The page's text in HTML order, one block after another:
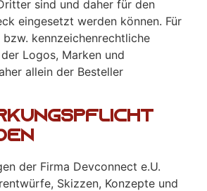
sind und daher für den
eingesetzt werden können. Für
kennzeichenrechtliche
Logos, Marken und
allein der Besteller
der Firma Devconnect e.U.
Skizzen, Konzepte und